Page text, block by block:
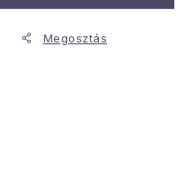
Megosztás